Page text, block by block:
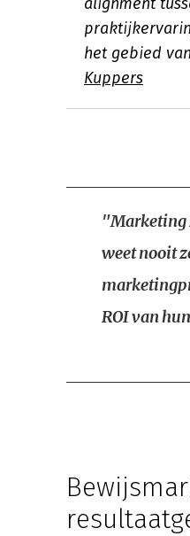
het gebied
Kuppers
"Marketing
weet nooit
ROI van